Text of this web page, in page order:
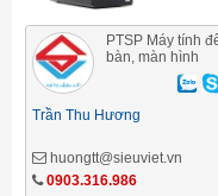
PTSP Máy tính
bàn, màn hình
Trần Thu Hương
huongtt@sieuviet.vn
0903.316.986